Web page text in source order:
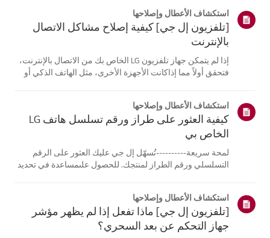
استكشاف الأعطال وإصلاحها
[تلفزيون إل جي] كيفية إصلاح مشاكل الاتصال
بالإنترنت
إذا لم يتمكن جهاز تلفزيون LG الخاص بك من الاتصال بالإنترنت،
فتحقق أولاً مما إذاكانت الأجهزة الأخرى، مثل الهاتف الذكي أو
تكمن في جها...
استكشاف الأعطال وإصلاحها
كيفية العثور على طراز ورقم تسلسل هاتف LG
الخاص بي
لمحة سريعة----------تُسهّل إل جي عليك العثور على الرقم
التسلسلي ورقم الطراز لمنتجك. للحصول علىمساعدة في تحديد
تختلف الصور أو ا...
استكشاف الأعطال وإصلاحها
[تلفزيون إل جي] ماذا تفعل إذا لم يظهر مؤشر
جهاز التحكم عن بعد السحري؟